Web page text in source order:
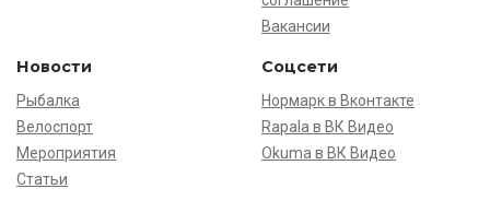
Вакансии
Новости
Рыбалка
Велоспорт
Мероприятия
Статьи
Соцсети
Нормарк в Вконтакте
Rapala в ВК Видео
Okuma в ВК Видео